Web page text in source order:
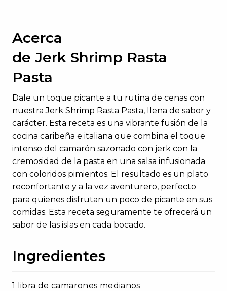
Acerca
de Jerk Shrimp Rasta
Pasta
Dale un toque picante a tu rutina de cenas con
nuestraJerk Shrimp Rasta Pasta, llena de sabor y
carácter. Esta receta es una vibrante fusión de la
cocina caribeña e italiana que combina el toque
intenso del camarón sazonado con jerk con la
cremosidad de la pasta en una salsa infusionada
con coloridos pimientos. El resultado es un plato
reconfortante y a la vez aventurero, perfecto
para quienes disfrutan un poco de picante en sus
comidas. Esta receta seguramente te ofrecerá un
sabor de las islas en cada bocado.
Ingredientes
1 libra de camarones medianos